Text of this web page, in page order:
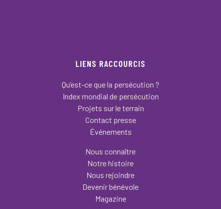
LIENS RACCOURCIS
Qu’est-ce que la persécution ?
Index mondial de persécution
Projets sur le terrain
Contact presse
Événements
Nous connaître
Notre histoire
Nous rejoindre
Devenir bénévole
Magazine